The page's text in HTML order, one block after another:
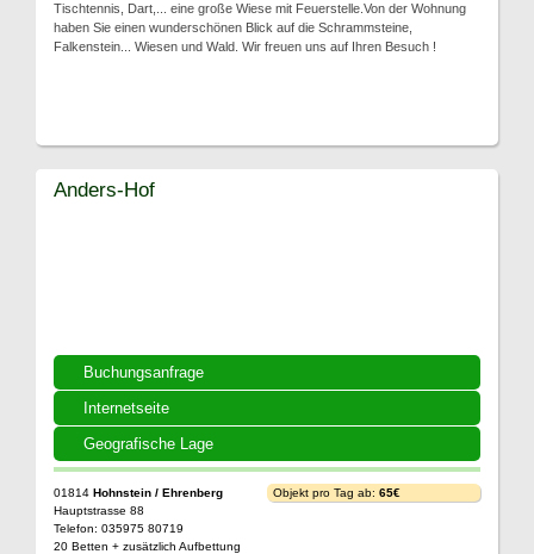
Tischtennis, Dart,... eine große Wiese mit Feuerstelle.Von der Wohnung
haben Sie einen wunderschönen Blick auf die Schrammsteine,
Falkenstein... Wiesen und Wald. Wir freuen uns auf Ihren Besuch !
Buchungsanfrage
Internetseite
Geografische Lage
Anders-Hof
01814 Hohnstein / Ehrenberg
Hauptstrasse 88
Telefon: 035975 80719
20 Betten + zusätzlich Aufbettung
Objekt pro Tag ab: 65€